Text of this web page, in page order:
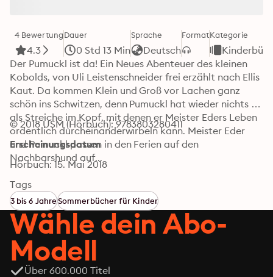
4 Bewertung
4.3
Dauer
0 Std 13 Min
Sprache
Deutsch
FormatKategorie
Der Pumuckl ist da! Ein Neues Abenteuer des kleinen
Kobolds, von Uli Leistenschneider frei erzählt nach Ellis
Kaut. Da kommen Klein und Groß vor Lachen ganz
schön ins Schwitzen, denn Pumuckl hat wieder nichts
als Streiche im Kopf, mit denen er Meister Eders Leben
ordentlich durcheinanderwirbeln kann. Meister Eder
und Pumuckl passen in den Ferien auf den
Nachbarshund auf...
© 2018 USM (Hörbuch): 9783803280411
Erscheinungsdatum
Hörbuch: 15. Mai 2018
Tags
3 bis 6 JahreSommerbücher für Kinder
Wähle dein Abo-
Modell
Über 600.000 Titel